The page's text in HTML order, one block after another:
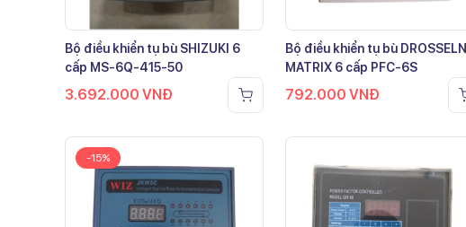
Bộ điều khiển tụ bù SHIZUKI 6
cấp MS-6Q-415-50
3.692.000 VNĐ
Bộ điều khiển tụ bù DROSSELN
MATRIX 6 cấp PFC-6S
792.000 VNĐ
-15%